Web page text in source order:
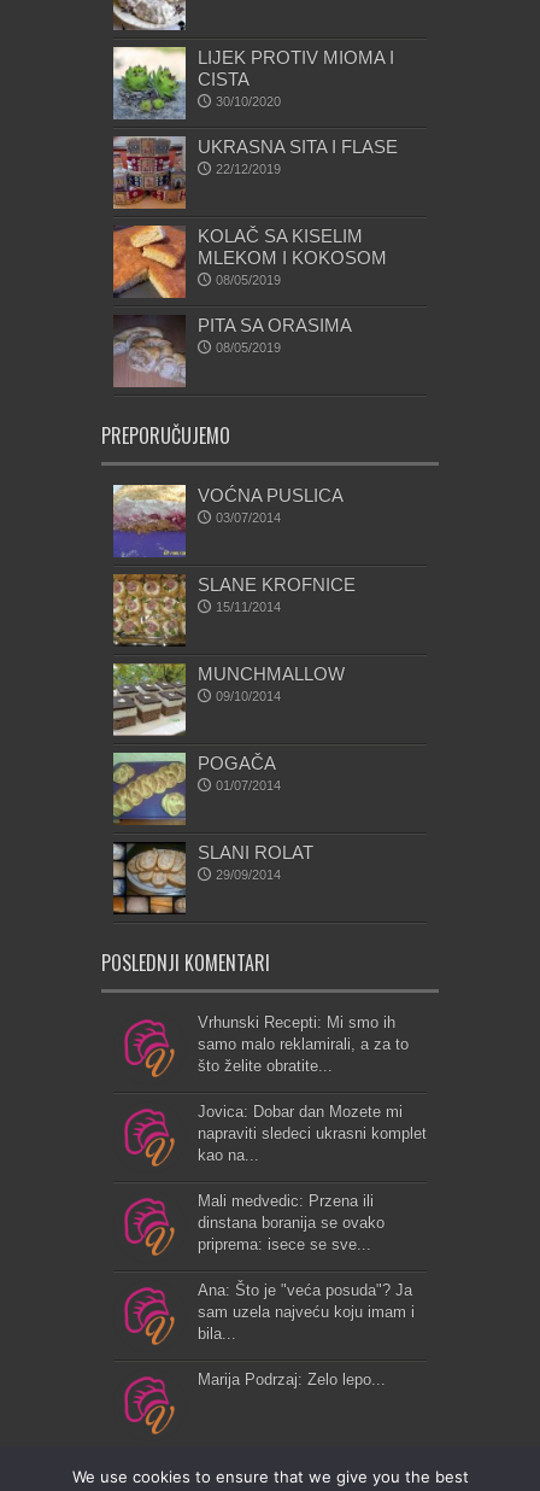
LIJEK PROTIV MIOMA I
CISTA
30/10/2020
UKRASNA SITA I FLASE
22/12/2019
KOLAČ SA KISELIM
MLEKOM I KOKOSOM
08/05/2019
PITA SA ORASIMA
08/05/2019
PREPORUČUJEMO
VOĆNA PUSLICA
03/07/2014
SLANE KROFNICE
15/11/2014
MUNCHMALLOW
09/10/2014
POGAČA
01/07/2014
SLANI ROLAT
29/09/2014
POSLEDNJI KOMENTARI
Vrhunski Recepti: Mi smo ih
samo malo reklamirali, a za to
što želite obratite...
Jovica: Dobar dan Mozete mi
napraviti sledeci ukrasni komplet
kao na...
Mali medvedic: Przena ili
dinstana boranija se ovako
priprema: isece se sve...
Ana: Što je "veća posuda"? Ja
sam uzela najveću koju imam i
bila...
Marija Podrzaj: Zelo lepo...
We use cookies to ensure that we give you the best